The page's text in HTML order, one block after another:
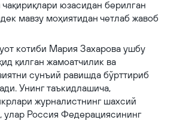
чақириқлари юзасидан берилган
мавзу моҳиятидан четлаб жавоб
котиби Мария Захарова ушбу
қилган жамоатчилик ва
сунъий равишда бўрттириб
Унинг таъкидлашича,
журналистнинг шахсий
улар Россия Федерациясининг